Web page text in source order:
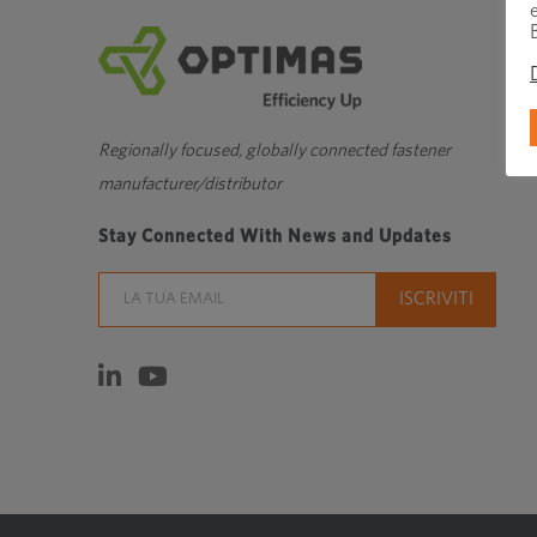
Regionally focused, globally connected fastener
manufacturer/distributor
Stay Connected With News and Updates